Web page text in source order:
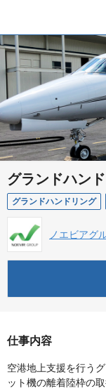
グランドハン
グランドハンドリング
ノエビアグ
仕事内容
空港地上支援を行う
ット機の離着陸枠の